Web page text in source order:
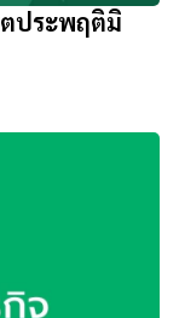
ตประพฤติมิ